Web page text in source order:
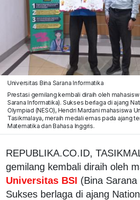
Universitas Bina Sarana Informatika
Prestasi gemilang kembali diraih oleh
Sarana Informatika). Sukses berlaga di ajang
Olympiad (NESO), Hendri Mardani mahasiswa
Tasikmalaya, meraih medali emas pada ajang
Matematika dan Bahasa Inggris.
REPUBLIKA.CO.ID,
gemilang kembali diraih oleh
Universitas BSI (Bina
Sukses berlaga di ajang